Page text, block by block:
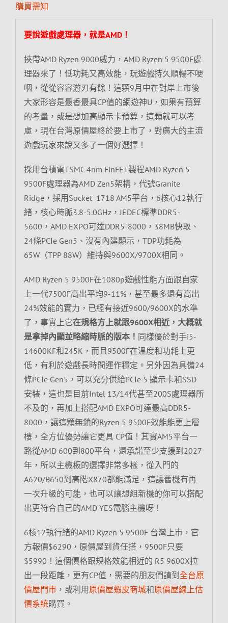
購買需知
要說遊戲處理器，就是AMD！
挾帶AMD Ryzen 9000威力，AMD Ryzen 5 9500F處
理器來了！低功耗又高效能，玩遊戲持久順暢不哽
咽，從從容容游刃有餘！這顆9月中在對岸上市後
大家形容是最香最具CP值的網遊神U，如果有預算
的考量，或是想加高顯示卡預算，這顆就可以考
慮，現在台灣原價屋終於要上市了，對廣大的主流
遊戲玩家來說又多了一個好選擇！
採用台積電TSMC 4nm FinFET製程AMD Ryzen 5
9500F處理器為AMD Zen5架構，代號Granite
Ridge，採用Socket 1718 AM5平台，6核心12執行
緒，核心時脈3.8-5.0GHz，JEDEC標準DDR5-
5600，AMD EXPO可達DDR5-8000，38MB快取、
24條PCIe Gen5、沒有內建顯示，TDP功耗為
65W（TPP 88W）維持與9600X/9700X相同。
AMD Ryzen 5 9500F在1080p遊戲性能方面跟自家
上一代7500F高出平均9-11%，甚至最多還有高出
24%效能的實力，已經有接近9600/9600X的水準
了，事實上它在規格方上就跟9600X相近，大概就
是拿掉內顯並略縮時脈的版本！ 同樣優於對手i5-
14600KF和245K，而且9500F在溫度和功耗上更
低，有利於遊戲長時間運作穩定。另外因為具備24
條PCIe Gen5，可以充分供給PCIe 5 顯示卡和SSD
安裝，這也是目前Intel 13/14代甚至200S處理器所
不及的，再加上搭配AMD EXPO可達最高DDR5-
8000，讓這顆無鎖的Ryzen 5 9500F效能能更上層
樓，全方位優勢讓它更具 CP值！其實AM5平台一
路從AMD 600到800平台，還承諾至少支援到2027
年，所以主機板的選擇非常多樣，從入門的
A620/B650到高階X870都能滿足，這讓舊機有再
一次升級的可能，也可以讓想組新機的你可以搭配
出更符合自己的AMD YES電腦主機呀！
6核12執行緒的AMD Ryzen 5 9500F 台灣上市，官
方報價$6290，原價屋到貨任搭，9500F只要
$5990！這個價格跟規格效能相近的 R5 9600X拉
出一段距離，更有CP值，需要的朋友們請到全台原
價屋門市，或利用原價屋蝦皮商城和原價屋線上估
價系統購買。